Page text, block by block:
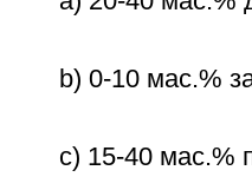
b) 0-10 мас.%
c) 15-40 мас.%